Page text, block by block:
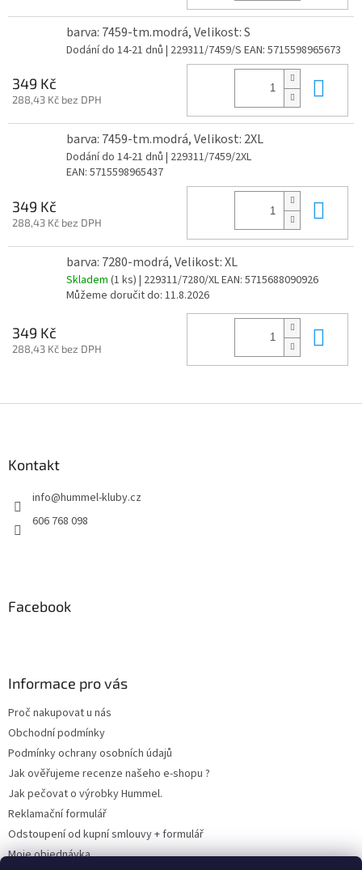
barva: 7459-tm.modrá, Velikost: S
Dodání do 14-21 dnů | 229311/7459/S EAN: 5715598965673
349 Kč
288,43 Kč bez DPH
barva: 7459-tm.modrá, Velikost: 2XL
Dodání do 14-21 dnů | 229311/7459/2XL
EAN: 5715598965437
349 Kč
288,43 Kč bez DPH
barva: 7280-modrá, Velikost: XL
Skladem (1 ks) | 229311/7280/XLEAN: 5715688090926
Můžeme doručit do: 11.8.2026
349 Kč
288,43 Kč bez DPH
Kontakt
info@hummel-kluby.cz
606 768 098
Facebook
Informace pro vás
Proč nakupovat u nás
Obchodní podmínky
Podmínky ochrany osobních údajů
Jak ověřujeme recenze našeho e-shopu ?
Jak pečovat o výrobky Hummel.
Reklamační formulář
Odstoupení od kupní smlouvy + formulář
Moje objednávka